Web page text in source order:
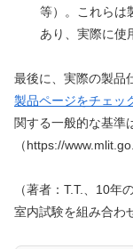
等）。これらは
あり、実際に使
最後に、実際の製品
製品ページをチェッ
関する一般的な基準
（https://
（著者：T.T.、10年
室内試験を組み合わ